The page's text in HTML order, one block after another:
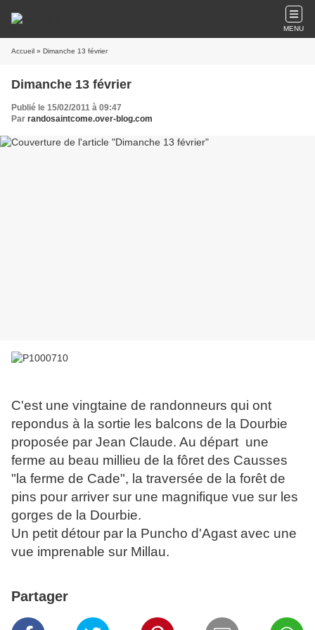
MENU
Accueil » Dimanche 13 février
Dimanche 13 février
Publié le 15/02/2011 à 09:47
Par randosaintcome.over-blog.com
C'est une vingtaine de randonneurs qui ont
repondus à la sortie les balcons de la Dourbie
proposée par Jean Claude. Au départ une
ferme au beau millieu de la fôret des Causses
"la ferme de Cade", la traversée de la forêt de
pins pour arriver sur une magnifique vue sur les
gorges de la Dourbie.
Un petit détour par la Puncho d'Agast avec une
vue imprenable sur Millau.
Partager